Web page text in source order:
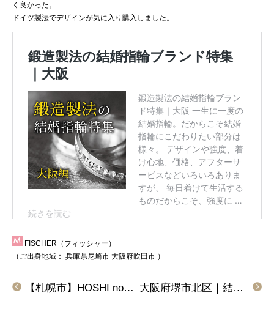
く良かった。
ドイツ製法でデザインが気に入り購入しました。
FISCHER（フィッシャー）
（ご出身地域： 兵庫県尼崎市 大阪府吹田市 ）
大阪府堺市北区｜結婚指輪ノクルをご成約いただきました
【札幌市】HOSHI no SUNA(星の砂)の結婚指輪をご成約頂きました。